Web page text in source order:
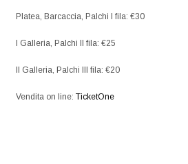
Platea, Barcaccia, Palchi I fila: €30
I Galleria, Palchi II fila: €25
II Galleria, Palchi III fila: €20
Vendita on line: TicketOne